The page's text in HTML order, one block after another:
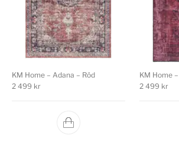
KM Home – Adana – Röd
2 499 kr
KM Home
2 499 kr